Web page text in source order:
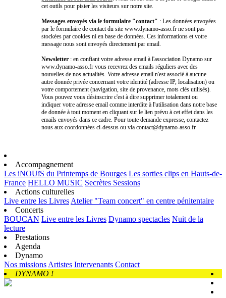
cet outils pour pister les visiteurs sur notre site.
Messages envoyés via le formulaire "contact" : Les données envoyées
par le formulaire de contact du site www.dynamo-asso.fr ne sont pas
stockées par cookies ni en base de données. Ces informations et votre
message nous sont envoyés directement par email.
Newsletter : en confiant votre adresse email à l'association Dynamo sur
www.dynamo-asso.fr vous recevrez des emails réguliers avec des
nouvelles de nos actualités. Votre adresse email n'est associé à aucune
autre donnée privée concernant votre identité (adresse IP, localisation) ou
votre comportement (navigation, site de provenance, mots clés utilisés).
Vous pouvez vous désinscrire c'est à dire supprimer totalement ou
indiquer votre adresse email comme interdite à l'utilisation dans notre base
de donnée à tout moment en cliquant sur le lien prévu à cet effet dans les
emails envoyés dans ce cadre. Pour toute demande expresse, contactez
nous aux coordonnées ci-dessus ou via contact@dynamo-asso.fr
Accompagnement
Les iNOUïS du Printemps de Bourges Les sorties clips en Hauts-de-
France HELLO MUSIC Secrètes Sessions
Actions culturelles
Live entre les Livres Atelier "Team concert" en centre pénitentaire
Concerts
BOUCAN Live entre les Livres Dynamo spectacles Nuit de la
lecture
Prestations
Agenda
Dynamo
Nos missions Artistes Intervenants Contact
DYNAMO !